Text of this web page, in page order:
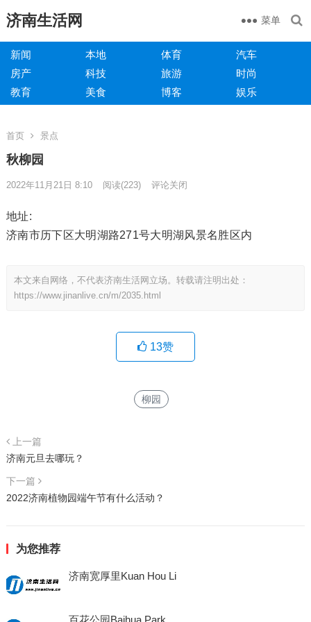
济南生活网 菜单
新闻 本地 体育
汽车
房产
科技 旅游
时尚
教育
美食 博客 娱乐
首页 景点
秋柳园
2022年11月21日 8:10 阅读(223) 评论关闭
地址:
济南市历下区大明湖路271号大明湖风景名胜区内
本文来自网络，不代表济南生活网立场。转载请注明出处：
https://www.jinanlive.cn/m/2035.html
13赞
柳园
上一篇
济南元旦去哪玩？
下一篇
2022济南植物园端午节有什么活动？
为您推荐
济南宽厚里Kuan Hou Li
百花公园Baihua Park